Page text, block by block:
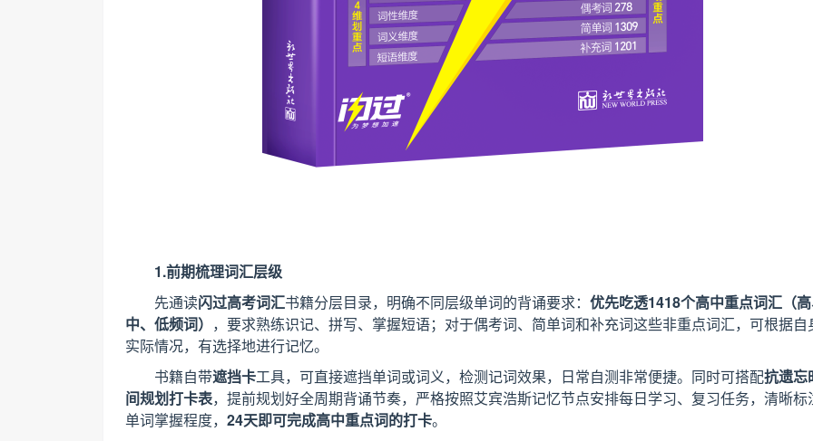
1.前期梳理词汇层级
先通读闪过高考词汇书籍分层目录，明确不同层级单词的背诵要求： 优先吃透1418个高中重点词汇（高
中、低频词） ，要求熟练识记、拼写、掌握短语；对于偶考词、简单词和补充词这些非重点词汇，可根据自
实际情况，有选择地进行记忆。
书籍自带遮挡卡工具，可直接遮挡单词或词义，检测记词效果，日常自测非常便捷。同时可搭配抗遗忘
间规划打卡表，提前规划好全周期背诵节奏，严格按照艾宾浩斯记忆节点安排每日学习、复习任务，清晰标
单词掌握程度， 24天即可完成高中重点词的打卡。